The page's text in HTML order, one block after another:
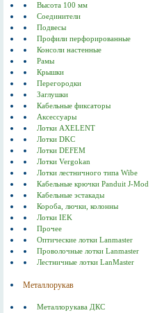
Высота 100 мм
Соединители
Подвесы
Профили перфорированные
Консоли настенные
Рамы
Крышки
Перегородки
Заглушки
Кабельные фиксаторы
Аксессуары
Лотки AXELENT
Лотки DKC
Лотки DEFEM
Лотки Vergokan
Лотки лестничного типа Wibe
Кабельные крючки Panduit J-Mod
Кабельные эстакады
Короба, лючки, колонны
Лотки IEK
Прочее
Оптические лотки Lanmaster
Проволочные лотки Lanmaster
Лестничные лотки LanMaster
Металлорукав
Металлорукава ДКС